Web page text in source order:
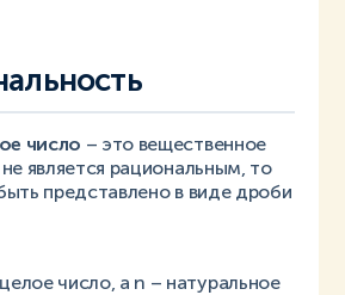
число – это вещественное
является рациональным, то
представлено в виде дроби
целое число, а n – натуральное